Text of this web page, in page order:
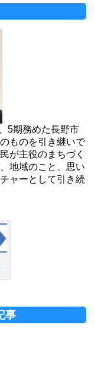
5期務めた長野市
ものを引き継いで
が主役のまちづく
地域のこと、思い
ャーとして引き続
事